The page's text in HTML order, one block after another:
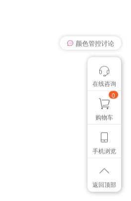
我有个想法
想找个色卡
颜色管控讨论
在线咨询
0
购物车
手机浏览
返回顶部